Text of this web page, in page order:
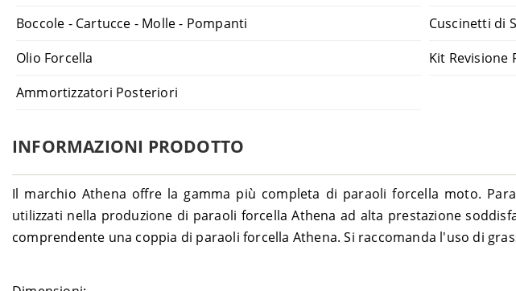
Boccole - Cartucce - Molle - Pompanti
Cuscinetti di
Olio Forcella
Kit Revisione
Ammortizzatori Posteriori
INFORMAZIONI PRODOTTO
Il marchio Athena offre la gamma più completa di paraoli forcella moto.
utilizzati nella produzione di paraoli forcella Athena ad alta prestazione
comprendente una coppia di paraoli forcella Athena. Si raccomanda l'uso di